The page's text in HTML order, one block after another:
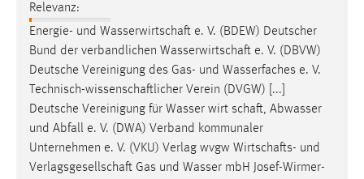
Relevanz:
Energie- und Wasserwirtschaft e. V. (BDEW) Deutscher
Bund der verbandlichen Wasserwirtschaft e. V. (DBVW)
Deutsche Vereinigung des Gas- und Wasserfaches e. V.
Technisch-wissenschaftlicher Verein (DVGW) [...]
Deutsche Vereinigung für Wasser wirt schaft, Abwasser
und Abfall e. V. (DWA) Verband kommunaler
Unternehmen e. V. (VKU) Verlag wvgw Wirtschafts- und
Verlagsgesellschaft Gas und Wasser mbH Josef-Wirmer-